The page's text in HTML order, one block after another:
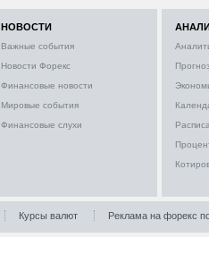
НОВОСТИ
Важные события
Новости Форекс
Финансовые новости
Мировые события
Финансовые слухи
Курсы валют Реклама на форекс